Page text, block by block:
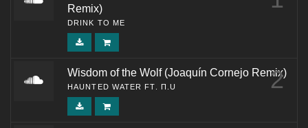
Remix)
DRINK TO ME
Wisdom of the Wolf (Joaquín Cornejo Remix)
HAUNTED WATER FT. Π.U 2